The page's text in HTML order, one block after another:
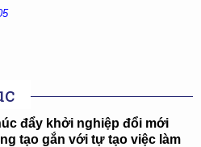
đẩy khởi nghiệp đổi mới
tạo gắn với tự tạo việc làm